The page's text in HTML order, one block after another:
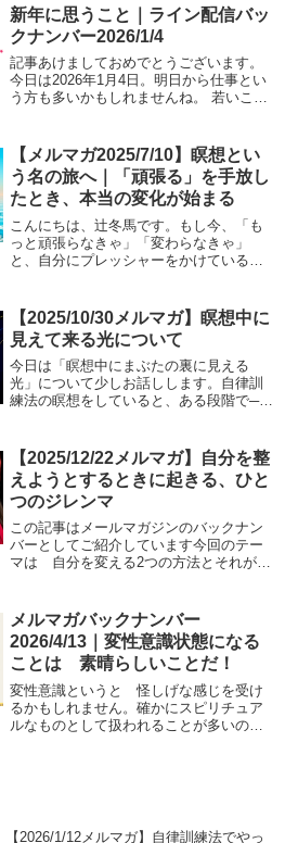
り以外にも実家の仏壇にお参りとか 自
宅の仏壇に念入りにお参りし...
新年に思うこと｜ライン配信バッ
クナンバー2026/1/4
記事あけましておめでとうございます。
今日は2026年1月4日。明日から仕事とい
う方も多いかもしれませんね。 若いころ
っていました。 人生の問題やストレス
は、新年に...
【メルマガ2025/7/10】瞑想とい
う名の旅へ｜「頑張る」を手放し
たとき、本当の変化が始まる
こんにちは、辻冬馬です。もし今、「も
っと頑張らなきゃ」「変わらなきゃ」
と、自分にプレッシャーをかけていると
当に変わるために必要なのは、“努
力”や“がんばり”ではありま...
【2025/10/30メルマガ】瞑想中に
見えて来る光について
今日は「瞑想中にまぶたの裏に見える
光」について少しお話しします。自律訓
練法の瞑想をしていると、ある段階で──
ぼんやりした白や金色の光。そして瞑想
が深まるにつれて、その光...
【2025/12/22メルマガ】自分を整
えようとするときに起きる、ひと
つのジレンマ
この記事はメールマガジンのバックナン
バーとしてご紹介しています今回のテー
マは 自分を変える2つの方法とそれが抱
下にご登録フォームがあります自己変容
への方法こんにちは、辻...
メルマガバックナンバー
2026/4/13｜変性意識状態になる
ことは 素晴らしいことだ！
変性意識というと 怪しげな感じを受け
るかもしれません。確かにスピリチュア
ルなものとして扱われることが多いので
【2026/1/12メルマガ】自律訓練法でやっ